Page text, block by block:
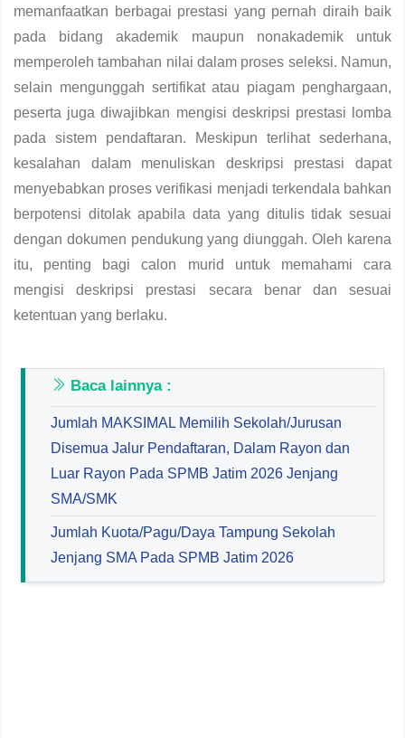
memanfaatkan berbagai prestasi yang pernah diraih baik
pada bidang akademik maupun nonakademik untuk
memperoleh tambahan nilai dalam proses seleksi. Namun,
selain mengunggah sertifikat atau piagam penghargaan,
peserta juga diwajibkan mengisi deskripsi prestasi lomba
pada sistem pendaftaran. Meskipun terlihat sederhana,
kesalahan dalam menuliskan deskripsi prestasi dapat
menyebabkan proses verifikasi menjadi terkendala bahkan
berpotensi ditolak apabila data yang ditulis tidak sesuai
dengan dokumen pendukung yang diunggah. Oleh karena
itu, penting bagi calon murid untuk memahami cara
mengisi deskripsi prestasi secara benar dan sesuai
ketentuan yang berlaku.
Baca lainnya :
Jumlah MAKSIMAL Memilih Sekolah/Jurusan
Disemua Jalur Pendaftaran, Dalam Rayon dan
Luar Rayon Pada SPMB Jatim 2026 Jenjang
SMA/SMK
Jumlah Kuota/Pagu/Daya Tampung Sekolah
Jenjang SMA Pada SPMB Jatim 2026